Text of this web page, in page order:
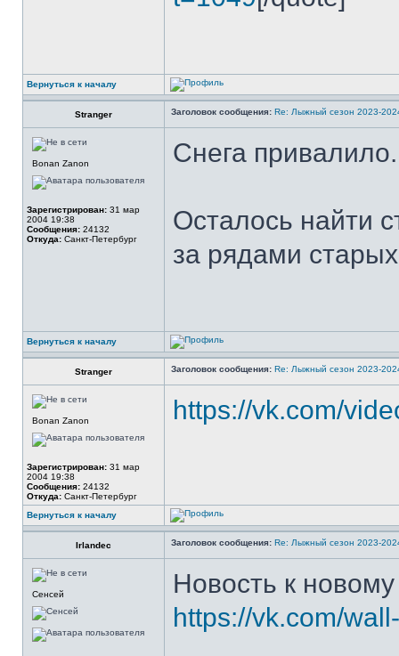
Вернуться к началу
Stranger Заголовок сообщения: Re: Лыжный сезон 2023-
Bonan Zanon
Зарегистрирован: 31 мар
2004 19:38
Сообщения: 24132
Откуда: Санкт-Петербург
Снега
Осталось найти
за рядами
Вернуться к началу
Stranger Заголовок сообщения: Re: Лыжный сезон 2023-
Bonan Zanon
Зарегистрирован: 31 мар
2004 19:38
Сообщения: 24132
Откуда: Санкт-Петербург
https://vk.com/
Вернуться к началу
Irlandec Заголовок сообщения: Re: Лыжный сезон 2023-
Сенсей
Новость к
https://vk.com/